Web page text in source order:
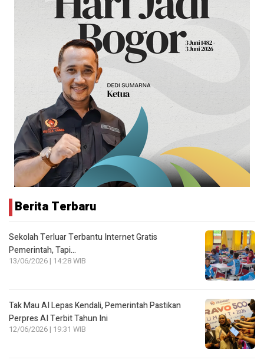
Berita Terbaru
Sekolah Terluar Terbantu Internet Gratis
Pemerintah, Tapi…
13/06/2026 | 14:28 WIB
Tak Mau AI Lepas Kendali, Pemerintah Pastikan
Perpres AI Terbit Tahun Ini
12/06/2026 | 19:31 WIB